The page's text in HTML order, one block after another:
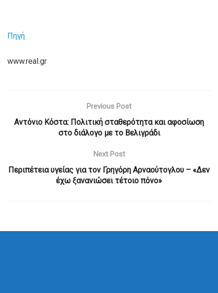
Πηγή
www.real.gr
Previous Post
Αντόνιο Κόστα: Πολιτική σταθερότητα και αφοσίωση
στο διάλογο με το Βελιγράδι
Next Post
Περιπέτεια υγείας για τον Γρηγόρη Αρναούτογλου – «Δεν
έχω ξανανιώσει τέτοιο πόνο»